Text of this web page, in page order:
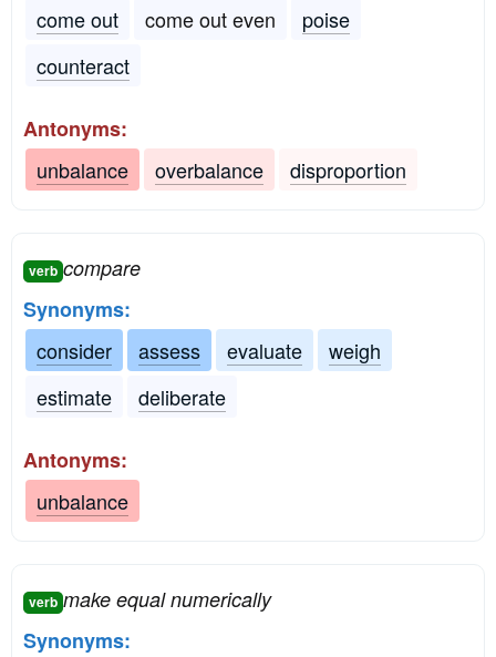
come out
come out even
poise
counteract
Antonyms:
unbalance
overbalance disproportion
verb compare
Synonyms:
consider
assess evaluate
weigh
estimate
deliberate
Antonyms:
unbalance
verb make equal numerically
Synonyms: